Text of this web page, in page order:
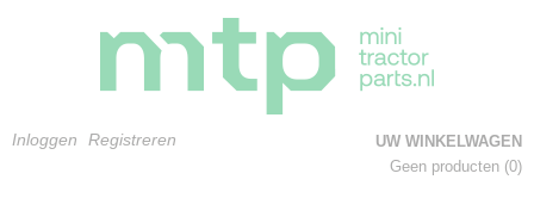
Inloggen Registreren
UW WINKELWAGEN
Geen producten (0)